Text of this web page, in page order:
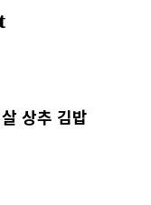
상추 김밥